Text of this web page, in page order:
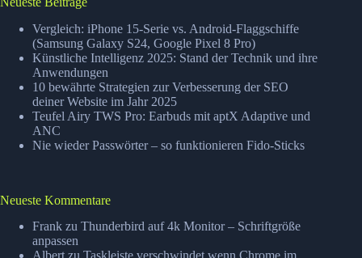
Vergleich: iPhone 15-Serie vs. Android-Flaggschiffe
(Samsung Galaxy S24, Google Pixel 8 Pro)
Künstliche Intelligenz 2025: Stand der Technik und ihre
Anwendungen
10 bewährte Strategien zur Verbesserung der SEO
deiner Website im Jahr 2025
Teufel Airy TWS Pro: Earbuds mit aptX Adaptive und
ANC
Nie wieder Passwörter – so funktionieren Fido-Sticks
Neueste Kommentare
Frank zu Thunderbird auf 4k Monitor – Schriftgröße
anpassen